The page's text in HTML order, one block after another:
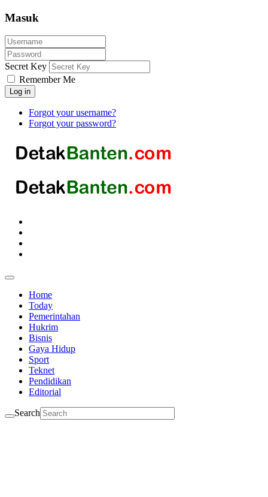
Masuk
Secret Key
Remember Me
Log in
Forgot your username?
Forgot your password?
Home
Today
Pemerintahan
Hukrim
Bisnis
Gaya Hidup
Sport
Teknet
Pendidikan
Editorial
Search